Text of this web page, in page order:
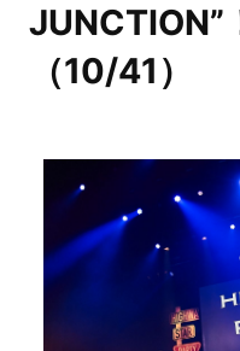
JUNCTION”
（10/41）